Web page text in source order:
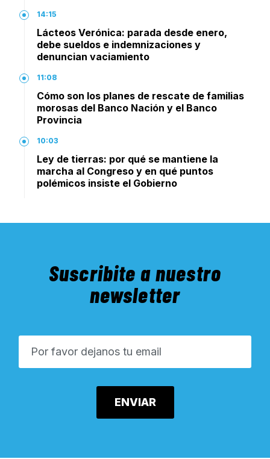
14:15
Lácteos Verónica: parada desde enero,
debe sueldos e indemnizaciones y
denuncian vaciamiento
11:08
Cómo son los planes de rescate de familias
morosas del Banco Nación y el Banco
Provincia
10:03
Ley de tierras: por qué se mantiene la
marcha al Congreso y en qué puntos
polémicos insiste el Gobierno
Suscribite a nuestro
newsletter